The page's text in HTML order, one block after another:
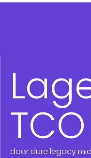
TCO
door dure legacy